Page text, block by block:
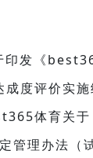
印发《
成度评价实
体育关
管理办法（